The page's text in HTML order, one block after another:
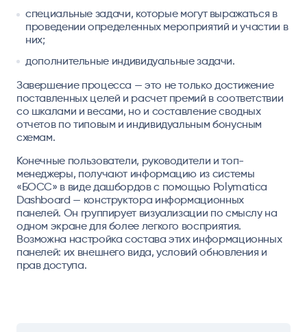
специальные задачи, которые могут выражаться в
проведении определенных мероприятий и участии в
них;
дополнительные индивидуальные задачи.
Завершение процесса — это не только достижение
поставленных целей и расчет премий в соответствии
со шкалами и весами, но и составление сводных
отчетов по типовым и индивидуальным бонусным
схемам.
Конечные пользователи, руководители и топ-
менеджеры, получают информацию из системы
«БОСС» в виде дашбордов с помощью Polymatica
Dashboard — конструктора информационных
панелей. Он группирует визуализации по смыслу на
одном экране для более легкого восприятия.
Возможна настройка состава этих информационных
панелей: их внешнего вида, условий обновления и
прав доступа.